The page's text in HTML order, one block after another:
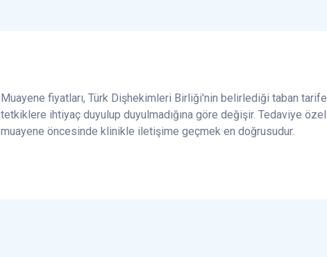
Muayene fiyatları, Türk Dişhekimleri Birliği'nin belirlediği taban
tetkiklere ihtiyaç duyulup duyulmadığına göre değişir. Tedaviye
muayene öncesinde klinikle iletişime geçmek en doğrusudur.